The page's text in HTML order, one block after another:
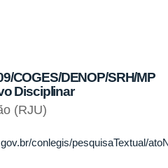
COGES/DENOP/SRH/MP
Disciplinar
(RJU)
conlegis/pesquisaTextual/